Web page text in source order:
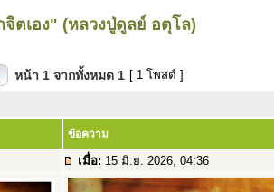
จิตเอง" (หลวงปู่ดูลย์ อตุโล)
หน้า 1 จากทั้งหมด 1 [ 1 โพสต์ ]
ข้อความ
เมื่อ: 15 มิ.ย. 2026, 04:36